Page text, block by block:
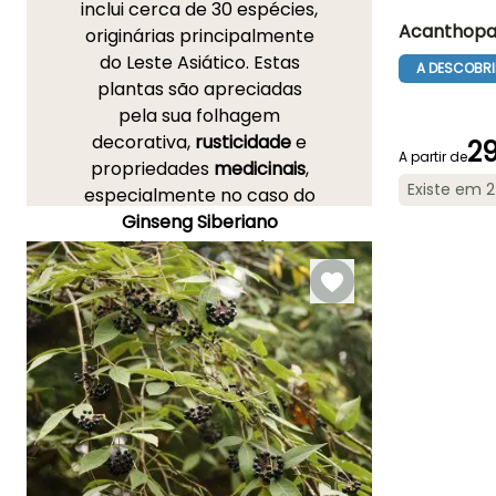
inclui cerca de 30 espécies,
originárias principalmente
do Leste Asiático. Estas
plantas são apreciadas
pela sua folhagem
decorativa, rusticidadee
propriedades medicinais,
especialmente no caso do
Ginseng Siberiano
Acanthopanax senticosus.
Esta variedade é
provavelmente a mais
conhecida desta família.
Trata-se de um arbusto
caduco com 2 a 3 m de
altura, comfolhas
palmadas, cujas raízes são
utilizadas emfitoterapia
pelos seus efeitos tónicos e
Altura à
maturidade
Período de
A
A partir de
Existe em